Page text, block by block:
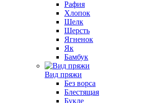
Рафия
Хлопок
Шелк
Шерсть
Ягненок
Як
Бамбук
Вид пряжи
Без ворса
Блестящая
Букле